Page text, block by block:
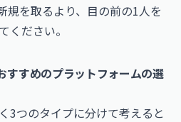
規を取るより、目の前の1人を
ください。
すすめのプラットフォームの選
3つのタイプに分けて考えると